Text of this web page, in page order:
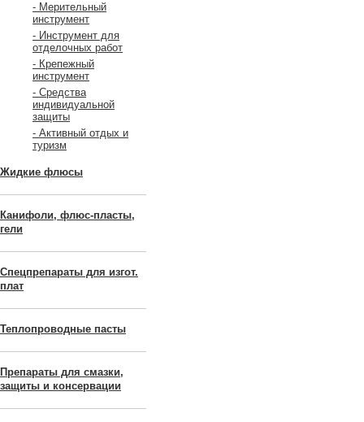
- Мерительный
инструмент
- Инструмент для
отделочных работ
- Крепежный
инструмент
- Средства
индивидуальной
защиты
- Активный отдых и
туризм
Жидкие флюсы
Канифоли, флюс-пласты,
гели
Спецпрепараты для изгот.
плат
Теплопроводные пасты
Препараты для смазки,
защиты и консервации